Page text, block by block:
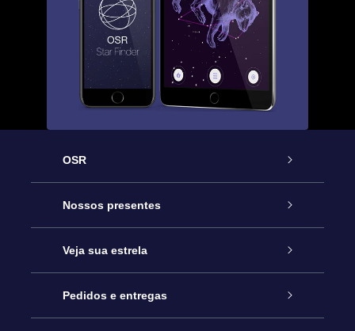
OSR
Serviço
Entre em contato conosco
Blog
Nossos presentes
Presente estrelar on-line
Pacote de presente da OSR
Veja sua estrela
Star Register
Pedidos e entregas